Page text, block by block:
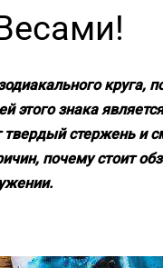
круга,
этого знака
стержень и
почему стоит